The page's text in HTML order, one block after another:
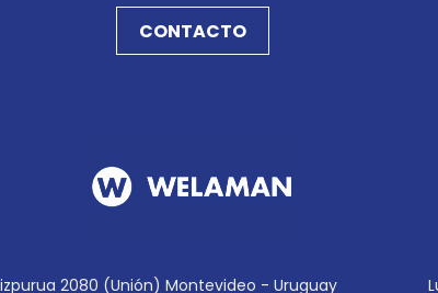
CONTACTO
2080 (Unión) Montevideo - Uruguay